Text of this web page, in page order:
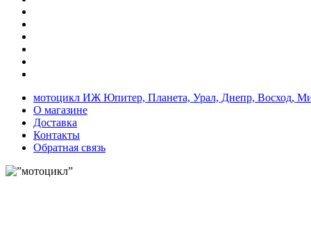
мотоцикл ИЖ Юпитер, Планета, Урал, Днепр, Восход,
О магазине
Доставка
Контакты
Обратная связь